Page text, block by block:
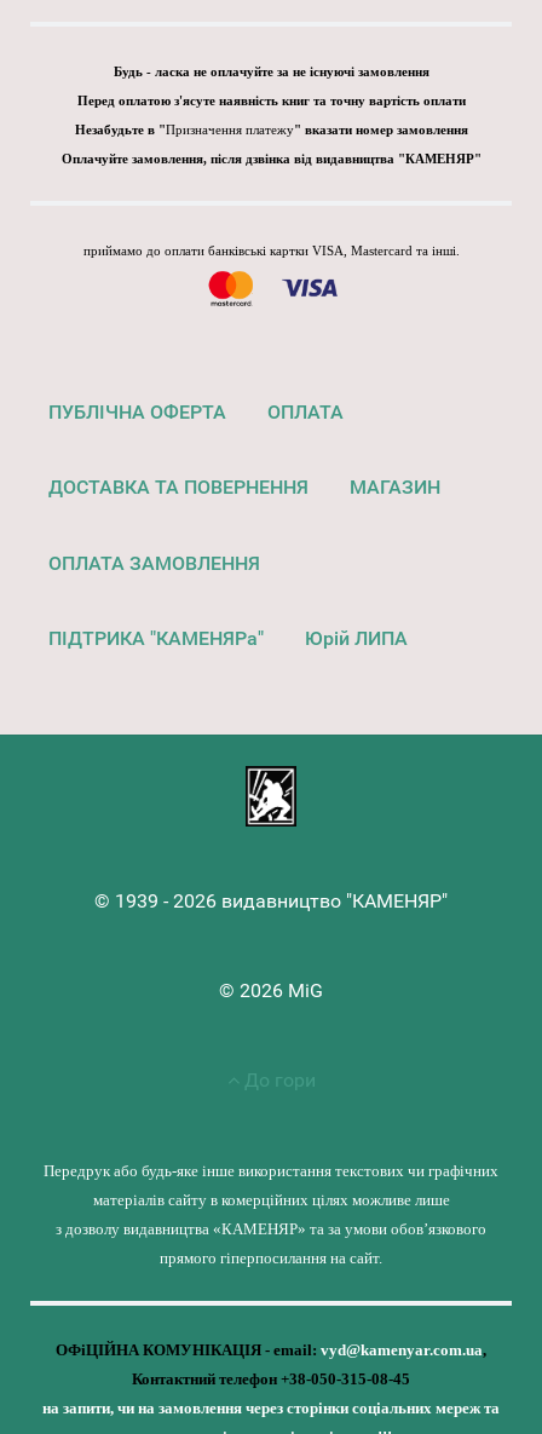
Будь - ласка не оплачуйте за не існуючі замовлення
Перед оплатою з'ясуте наявність книг та точну вартість оплати
Незабудьте в "Призначення платежу" вказати номер замовлення
Оплачуйте замовлення, після дзвінка від видавництва "КАМЕНЯР"
приймамо до оплати банківські картки VISA, Mastercard та інші.
ПУБЛІЧНА ОФЕРТА ОПЛАТА
ДОСТАВКА ТА ПОВЕРНЕННЯ МАГАЗИН
ОПЛАТА ЗАМОВЛЕННЯ
ПІДТРИКА "КАМЕНЯРа" Юрій ЛИПА
© 1939 - 2026 видавництво "КАМЕНЯР"
© 2026 MiG
До гори
Передрук або будь-яке інше використання текстових чи графічних
матеріалів сайту в комерційних цілях можливе лише
з дозволу видавництва «КАМЕНЯР» та за умови обов’язкового
прямого гіперпосилання на сайт.
ОФіЦІЙНА КОМУНІКАЦІЯ - email: vyd@kamenyar.com.ua,
Контактний телефон +38-050-315-08-45
на запити, чи на замовлення через сторінки соціальних мереж та